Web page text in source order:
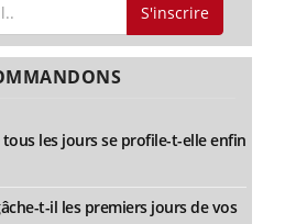
S'inscrire
les jours se profile-t-elle enfin
t-il les premiers jours de vos